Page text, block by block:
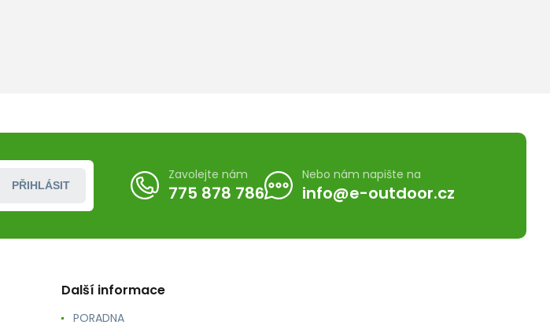
PŘIHLÁSIT
Zavolejte nám
775 878 786
Nebo nám napište na
info@e-outdoor.cz
Další informace
PORADNA